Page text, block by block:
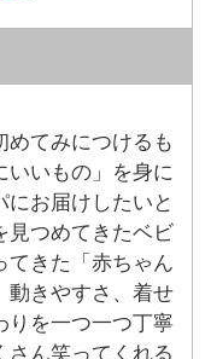
めてみにつけるも
いいもの」を身に
お届けしたいと
見つめてきたベビ
てきた「赤ちゃん
動きやすさ、着せ
りを一つ一つ丁寧
さん笑ってくれる